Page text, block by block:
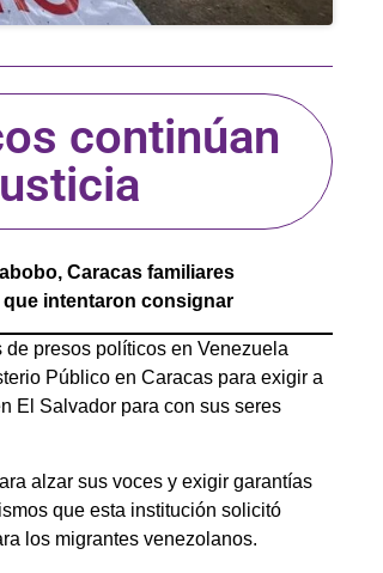
continúan
Caracas familiares
intentaron consignar
presos políticos en Venezuela
Público en Caracas para exigir a
El Salvador para con sus seres
alzar sus voces y exigir garantías
que esta institución solicitó
los migrantes venezolanos.